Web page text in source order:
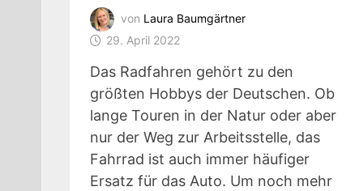
von Laura Baumgärtner
29. April 2022
Das Radfahren gehört zu den
größten Hobbys der Deutschen. Ob
lange Touren in der Natur oder aber
nur der Weg zur Arbeitsstelle, das
Fahrrad ist auch immer häufiger
Ersatz für das Auto. Um noch mehr